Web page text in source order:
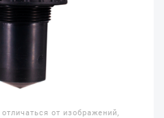
от изображений,